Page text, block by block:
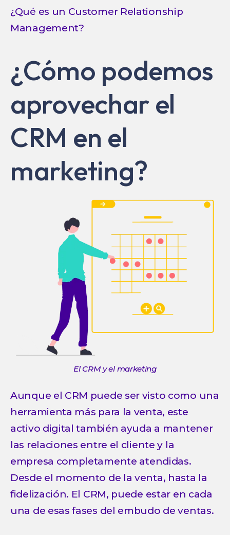
¿Qué es un Customer Relationship
Management?
¿Cómo podemos
aprovechar el
CRM en el
marketing?
El CRM y el marketing
Aunque el CRM puede ser visto como una
herramienta más para la venta, este
activo digital también ayuda a mantener
las relaciones entre el cliente y la
empresa completamente atendidas.
Desde el momento de la venta, hasta la
fidelización. El CRM, puede estar en cada
una de esas fases del embudo de ventas.